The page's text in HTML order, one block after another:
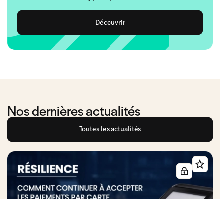
Découvrir
Nos dernières actualités
Toutes les actualités